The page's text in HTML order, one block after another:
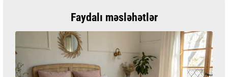
Faydalı məsləhətlər